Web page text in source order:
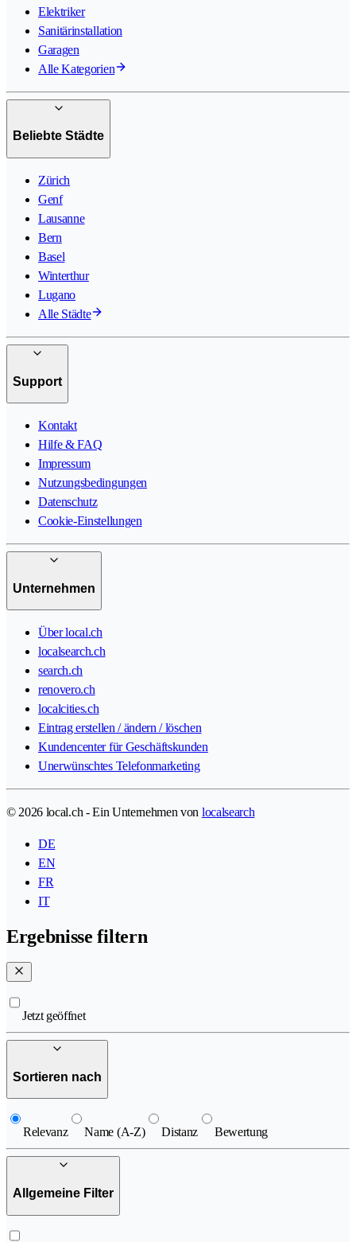
Elektriker
Sanitärinstallation
Garagen
Alle Kategorien
Beliebte Städte
Zürich
Genf
Lausanne
Bern
Basel
Winterthur
Lugano
Alle Städte
Support
Kontakt
Hilfe & FAQ
Impressum
Nutzungsbedingungen
Datenschutz
Cookie-Einstellungen
Unternehmen
Über local.ch
localsearch.ch
search.ch
renovero.ch
localcities.ch
Eintrag erstellen / ändern / löschen
Kundencenter für Geschäftskunden
Unerwünschtes Telefonmarketing
© 2026 local.ch - Ein Unternehmen von localsearch
DE
EN
FR
IT
Ergebnisse filtern
Jetzt geöffnet
Sortieren nach
Relevanz Name (A-Z) Distanz Bewertung
Allgemeine Filter